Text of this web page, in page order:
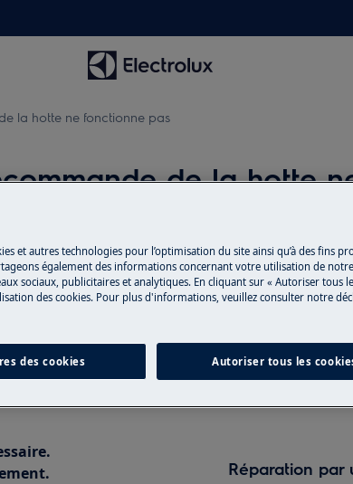
la hotte ne fonctionne pas
de la hotte
Pièces
Trouvez dans
détachées
Acheter des
Réparation par
et autres technologies pour l’optimisation du site ainsi qu’à des fins
également des informations concernant votre utilisation de
sociaux, publicitaires et analytiques. En cliquant sur « Autoriser tous
des cookies. Pour plus d'informations, veuillez consulter notre
des cookies Autoriser tous les